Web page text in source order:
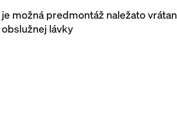
je možná predmontáž naležato
obslužnej lávky